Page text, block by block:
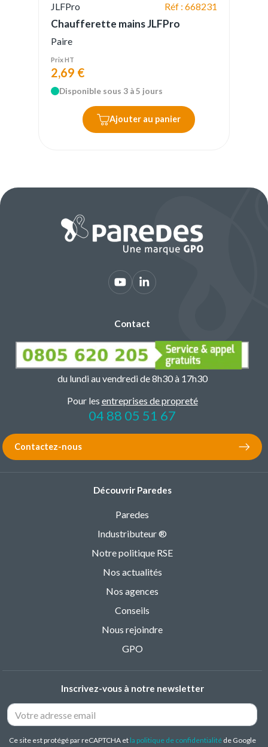
JLFPro Réf : 668231
Chaufferette mains JLFPro
Paire
Prix HT
2,69 €
Disponible sous 3 à 5 jours
Ajouter au panier
Contact
du lundi au vendredi de 8h30 à 17h30
Pour les entreprises de propreté
04 88 05 51 67
Contactez-nous
Découvrir Paredes
Paredes
Industributeur ®
Notre politique RSE
Nos actualités
Nos agences
Conseils
Nous rejoindre
GPO
Inscrivez-vous à notre newsletter
Ce site est protégé par reCAPTCHA et la politique de confidentialitéde Google